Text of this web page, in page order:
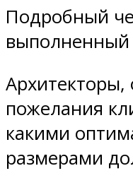
Подробный
выполненный
Архитекторы,
пожелания
какими
размерами